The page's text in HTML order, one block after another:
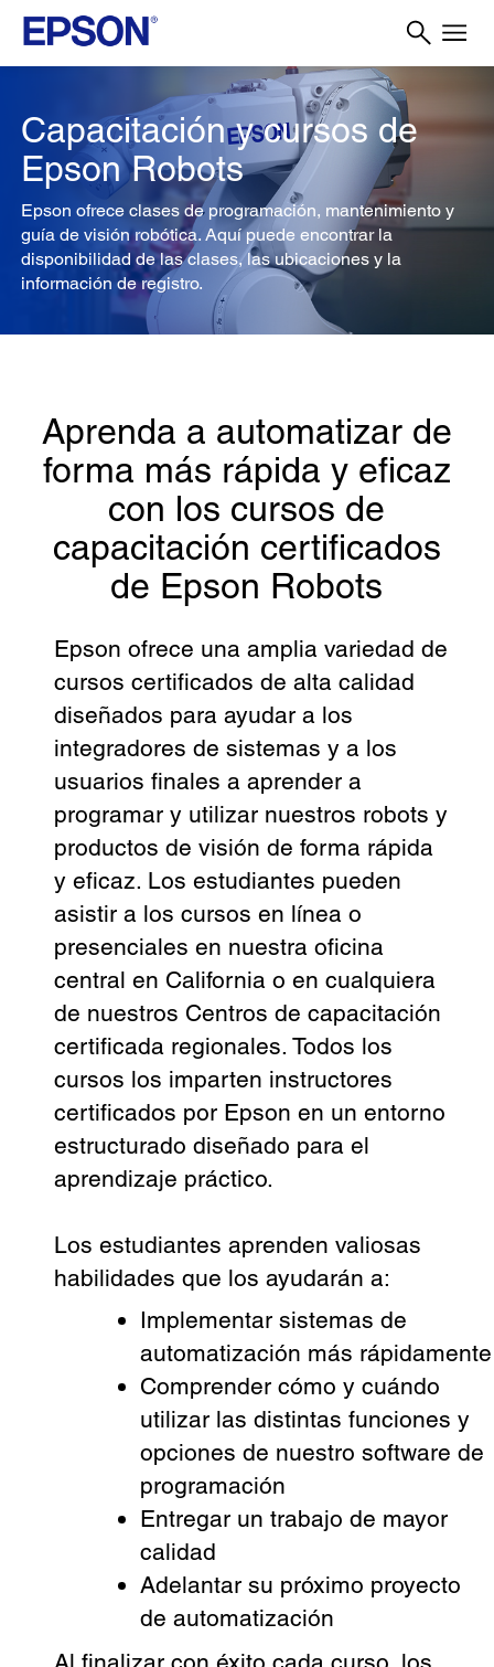
Capacitación y cursos de
Epson Robots
Epson ofrece clases de programación, mantenimiento y
guía de visión robótica. Aquí puede encontrar la
disponibilidad de las clases, las ubicaciones y la
información de registro.
Aprenda a automatizar de
forma más rápida y eficaz
con los cursos de
capacitación certificados
de Epson Robots
Epson ofrece una amplia variedad de
cursos certificados de alta calidad
diseñados para ayudar a los
integradores de sistemas y a los
usuarios finales a aprender a
programar y utilizar nuestros robots y
productos de visión de forma rápida
y eficaz. Los estudiantes pueden
asistir a los cursos en línea o
presenciales en nuestra oficina
central en California o en cualquiera
de nuestros Centros de capacitación
certificada regionales. Todos los
cursos los imparten instructores
certificados por Epson en un entorno
estructurado diseñado para el
aprendizaje práctico.
Los estudiantes aprenden valiosas
habilidades que los ayudarán a:
Implementar sistemas de
automatización más rápidamente
Comprender cómo y cuándo
utilizar las distintas funciones y
opciones de nuestro software de
programación
Entregar un trabajo de mayor
calidad
Adelantar su próximo proyecto
de automatización